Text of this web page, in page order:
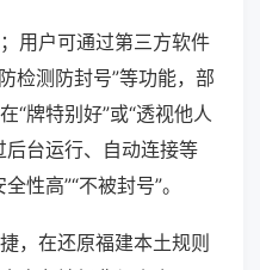
用户可通过第三方软件
检测防封号”等功能，部
“牌特别好”或“透视他人
后台运行、自动连接等
性高”“不被封号”。
，在还原福建本土规则